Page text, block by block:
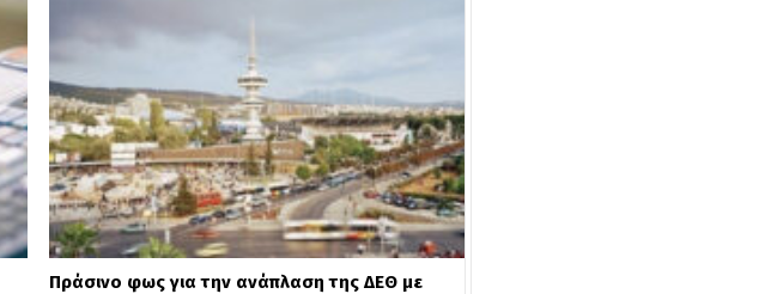
Πράσινο φως για την ανάπλαση της ΔΕΘ με